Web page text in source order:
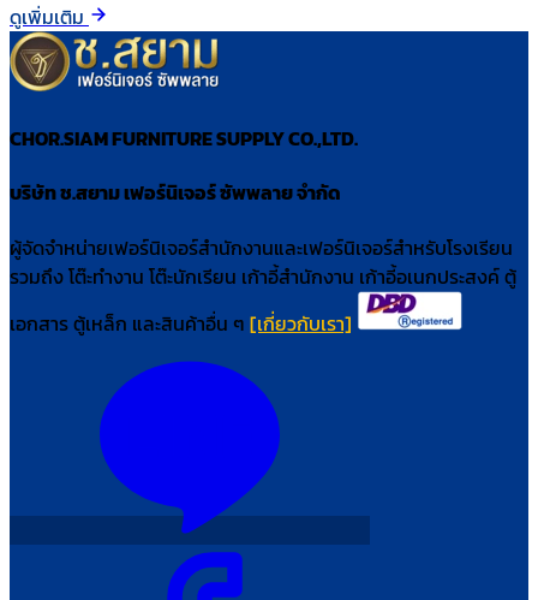
ดูเพิ่มเติม
CHOR.SIAM FURNITURE SUPPLY CO.,LTD.
บริษัท ช.สยาม เฟอร์นิเจอร์ ซัพพลาย จำกัด
ผู้จัดจำหน่ายเฟอร์นิเจอร์สำนักงานและเฟอร์นิเจอร์สำหรับโรงเรียน
รวมถึง โต๊ะทำงาน โต๊ะนักเรียน เก้าอี้สำนักงาน เก้าอี้อเนกประสงค์ ตู้
เอกสาร ตู้เหล็ก และสินค้าอื่น ๆ [เกี่ยวกับเรา]